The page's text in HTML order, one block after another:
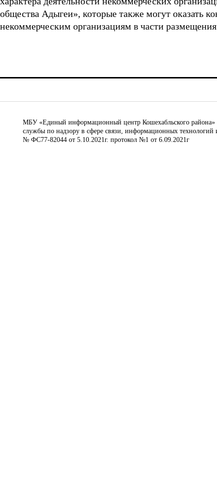
общества Адыгеи», которые также могут оказать
некоммерческим организациям в части
МБУ «Единый информационный центр Кошехабльского района»
службы по надзору в сфере связи, информационных
№ ФС77-82044 от 5.10.2021г. протокол №1 от 6.09.2021г